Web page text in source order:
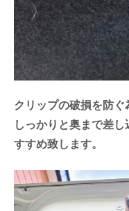
クリップの破損を防
しっかりと奥まで差
すすめ致します。